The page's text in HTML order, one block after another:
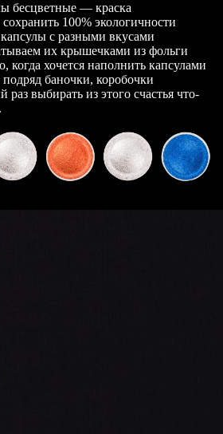
бесцветные — краска
100% экологичности
с разными вкусами
их крышечками из фольги
когда хочется наполнить капсулами
баночки, коробочки
выбирать из этого счастья что-